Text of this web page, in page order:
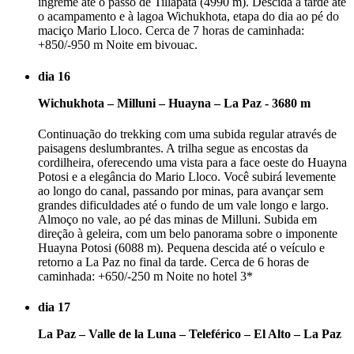
o acampamento e à lagoa Wichukhota, etapa do dia ao pé do
maciço Mario Lloco. Cerca de 7 horas de caminhada:
+850/-950 m Noite em bivouac.
dia 16
Wichukhota – Milluni – Huayna – La Paz - 3680 m
Continuação do trekking com uma subida regular através de
paisagens deslumbrantes. A trilha segue as encostas da
cordilheira, oferecendo uma vista para a face oeste do Huayna
Potosi e a elegância do Mario Lloco. Você subirá levemente
ao longo do canal, passando por minas, para avançar sem
grandes dificuldades até o fundo de um vale longo e largo.
Almoço no vale, ao pé das minas de Milluni. Subida em
direção à geleira, com um belo panorama sobre o imponente
Huayna Potosi (6088 m). Pequena descida até o veículo e
retorno a La Paz no final da tarde. Cerca de 6 horas de
caminhada: +650/-250 m Noite no hotel 3*
dia 17
La Paz – Valle de la Luna – Teleférico – El Alto – La Paz